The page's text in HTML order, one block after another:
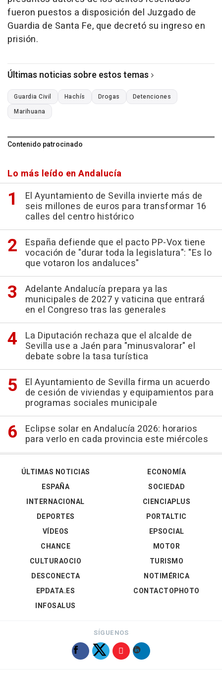
fueron puestos a disposición del Juzgado de
Guardia de Santa Fe, que decretó su ingreso en
prisión.
Últimas noticias sobre estos temas
Guardia Civil Hachís Drogas
Detenciones
Marihuana
Contenido patrocinado
Lo más leído en Andalucía
El Ayuntamiento de Sevilla invierte más de
seis millones de euros para transformar 16
calles del centro histórico
España defiende que el pacto PP-Vox tiene
vocación de "durar toda la legislatura": "Es lo
que votaron los andaluces"
Adelante Andalucía prepara ya las
municipales de 2027 y vaticina que entrará
en el Congreso tras las generales
La Diputación rechaza que el alcalde de
Sevilla use a Jaén para "minusvalorar" el
debate sobre la tasa turística
El Ayuntamiento de Sevilla firma un acuerdo
de cesión de viviendas y equipamientos para
programas sociales municipale
Eclipse solar en Andalucía 2026: horarios
para verlo en cada provincia este miércoles
ÚLTIMAS NOTICIAS
ESPAÑA
INTERNACIONAL
DEPORTES
VÍDEOS
ECONOMÍA
SOCIEDAD
CIENCIAPLUS
PORTALTIC
EPSOCIAL
CHANCE
CULTURAOCIO
DESCONECTA
EPDATA.ES
INFOSALUS
MOTOR
TURISMO
NOTIMÉRICA
CONTACTOPHOTO
SÍGUENOS